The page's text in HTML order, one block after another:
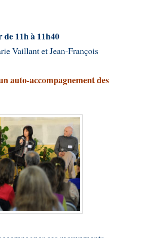
11h à 11h40
Vaillant et Jean-François
auto-accompagnement des